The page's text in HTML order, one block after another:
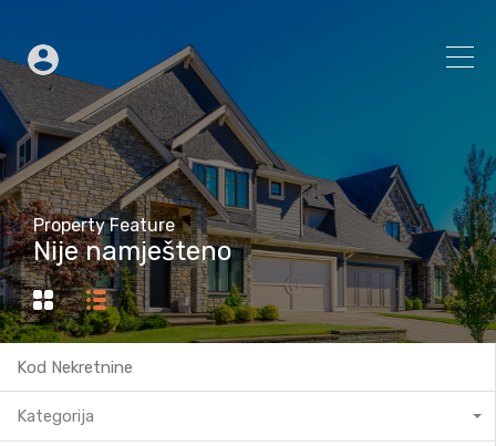
Property Feature
Nije namješteno
Kategorija